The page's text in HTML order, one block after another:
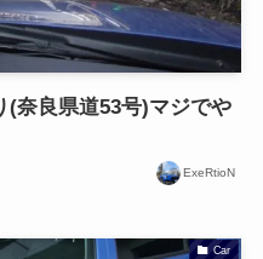
(奈良県道53号)マジでや
ExeRtioN
Car